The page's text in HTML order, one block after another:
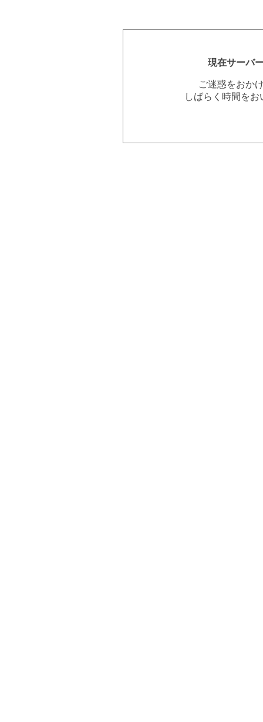
現在サーバ
ご迷惑をおか
しばらく時間を